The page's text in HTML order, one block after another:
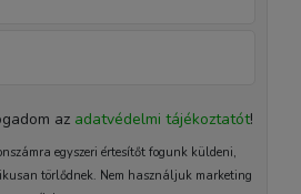
az adatvédelmi tájékoztatót!
egyszeri értesítőt fogunk küldeni,
törlődnek. Nem használjuk marketing